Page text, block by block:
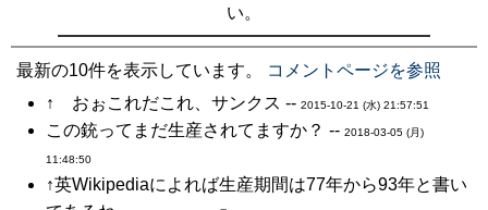
い。
最新の10件を表示しています。
コメントページを参照
↑ おぉこれだこれ、サンクス -- 2015-10-21 (水) 21:57:51
この銃ってまだ生産されてますか？ -- 2018-03-05 (月)
11:48:50
↑英Wikipediaによれば生産期間は77年から93年と書い